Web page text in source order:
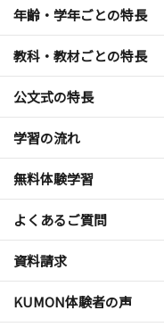
年齢・学年ごとの特長
教科・教材ごとの特長
公文式の特長
学習の流れ
無料体験学習
よくあるご質問
資料請求
KUMON体験者の声